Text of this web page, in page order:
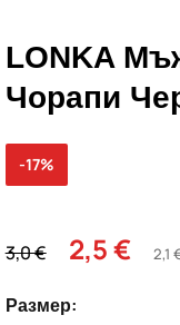
LONKA
Чорапи
3,0 € 2,5 € 2,1
-17%
Размер: